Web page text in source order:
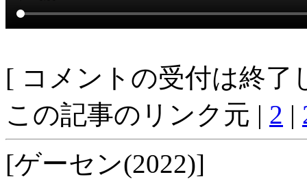
[ コメントの受付は終了
この記事のリンク元 | 2 |
[ゲーセン(2022)]